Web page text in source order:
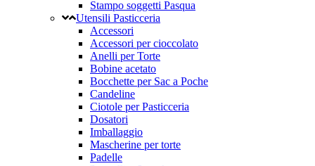
Stampo soggetti Pasqua
Utensili Pasticceria
Accessori
Accessori per cioccolato
Anelli per Torte
Bobine acetato
Bocchette per Sac a Poche
Candeline
Ciotole per Pasticceria
Dosatori
Imballaggio
Mascherine per torte
Padelle